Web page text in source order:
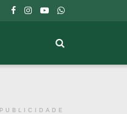
PUBLICIDADE